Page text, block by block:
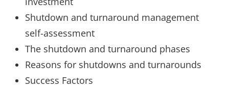
Shutdown and turnaround management
self-assessment
The shutdown and turnaround phases
Reasons for shutdowns and turnarounds
Success Factors